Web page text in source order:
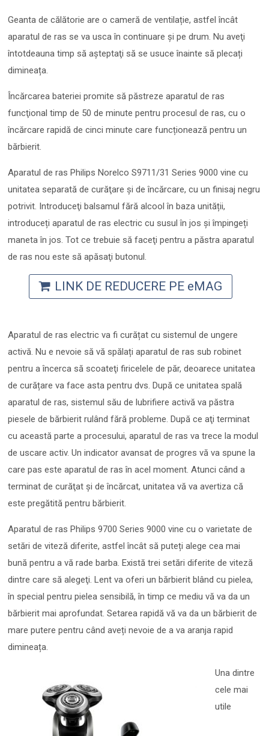
Geanta de călătorie are o cameră de ventilație, astfel încât
aparatul de ras se va usca în continuare şi pe drum. Nu aveţi
întotdeauna timp să așteptaţi să se usuce înainte să plecați
dimineața.
Încărcarea bateriei promite să păstreze aparatul de ras
funcţional timp de 50 de minute pentru procesul de ras, cu o
încărcare rapidă de cinci minute care funcționează pentru un
bărbierit.
Aparatul de ras Philips Norelco S9711/31 Series 9000 vine cu
unitatea separată de curăţare şi de încărcare, cu un finisaj negru
potrivit. Introduceţi balsamul fără alcool în baza unității,
introduceți aparatul de ras electric cu susul în jos și împingeți
maneta în jos. Tot ce trebuie să faceţi pentru a păstra aparatul
de ras nou este să apăsaţi butonul.
LINK DE REDUCERE PE eMAG
Aparatul de ras electric va fi curățat cu sistemul de ungere
activă. Nu e nevoie să vă spălați aparatul de ras sub robinet
pentru a încerca să scoateţi firicelele de păr, deoarece unitatea
de curățare va face asta pentru dvs. După ce unitatea spală
aparatul de ras, sistemul său de lubrifiere activă va păstra
piesele de bărbierit rulând fără probleme. După ce aţi terminat
cu această parte a procesului, aparatul de ras va trece la modul
de uscare activ. Un indicator avansat de progres vă va spune la
care pas este aparatul de ras în acel moment. Atunci când a
terminat de curăţat și de încărcat, unitatea vă va avertiza că
este pregătită pentru bărbierit.
Aparatul de ras Philips 9700 Series 9000 vine cu o varietate de
setări de viteză diferite, astfel încât să puteți alege cea mai
bună pentru a vă rade barba. Există trei setări diferite de viteză
dintre care să alegeţi. Lent va oferi un bărbierit blând cu pielea,
în special pentru pielea sensibilă, în timp ce mediu vă va da un
bărbierit mai aprofundat. Setarea rapidă vă va da un bărbierit de
mare putere pentru când aveți nevoie de a va aranja rapid
dimineața.
Una dintre
cele mai
utile